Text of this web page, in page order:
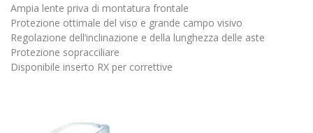
Ampia lente priva di montatura frontale
Protezione ottimale del viso e grande campo visivo
Regolazione dell’inclinazione e della lunghezza delle aste
Protezione sopracciliare
Disponibile inserto RX per correttive